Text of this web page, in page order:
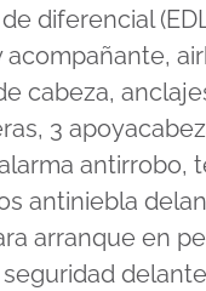
diferencial
cabeza,
3
antirrobo,
antiniebla
arranque en